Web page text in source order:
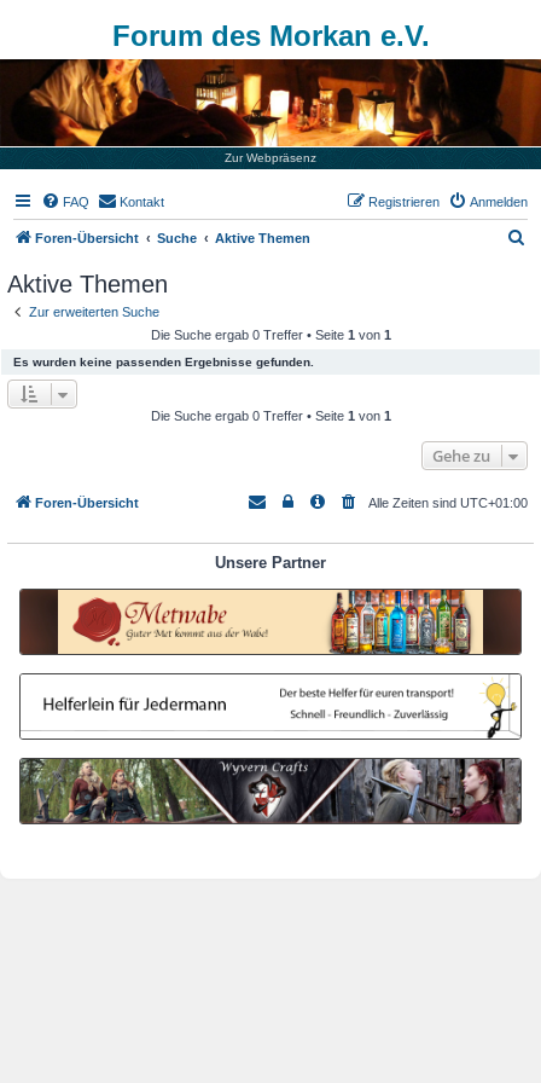
Forum des Morkan e.V.
Zur Webpräsenz
FAQ Kontakt Anmelden
Registrieren
Foren-Übersicht Suche Aktive Themen
Aktive Themen
Zur erweiterten Suche
Die Suche ergab 0 Treffer • Seite 1 von 1
Es wurden keine passenden Ergebnisse gefunden.
Die Suche ergab 0 Treffer • Seite 1 von 1
Gehe zu
Foren-Übersicht Alle Zeiten sind UTC+01:00
Unsere Partner